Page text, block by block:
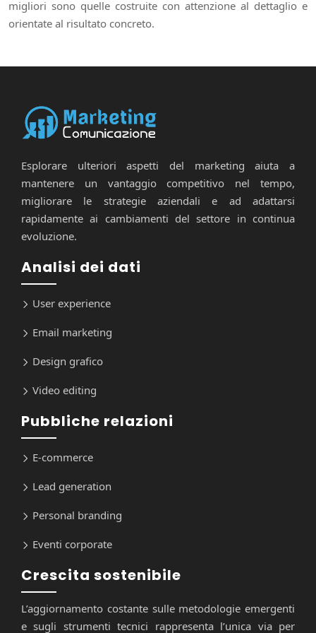
migliori sono quelle costruite con attenzione al dettaglio e
orientate al risultato concreto.
Esplorare ulteriori aspetti del marketing aiuta a
mantenere un vantaggio competitivo nel tempo,
migliorare le strategie aziendali e ad adattarsi
rapidamente ai cambiamenti del settore in continua
evoluzione.
Analisi dei dati
User experience
Email marketing
Design grafico
Video editing
Pubbliche relazioni
E-commerce
Lead generation
Personal branding
Eventi corporate
Crescita sostenibile
L’aggiornamento costante sulle metodologie emergenti
e sugli strumenti tecnici rappresenta l’unica via per